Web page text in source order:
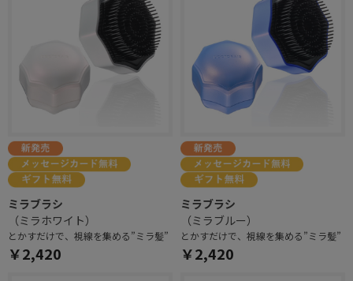
ミラブラシ
（ミラホワイト）
とかすだけで、視線を集める”ミラ髪”
￥2,420
ミラブラシ
（ミラブルー）
とかすだけで、視線を集める”ミラ髪”
￥2,420